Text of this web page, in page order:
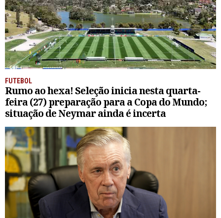
FUTEBOL
Rumo ao hexa! Seleção inicia nesta quarta-
feira (27) preparação para a Copa do Mundo;
situação de Neymar ainda é incerta